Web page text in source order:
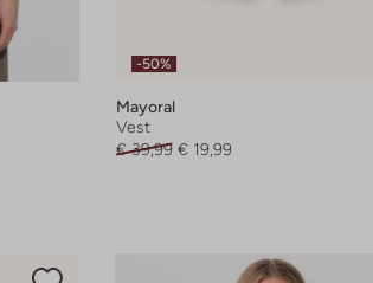
-50%
Mayoral
Vest
€ 39,99 € 19,99